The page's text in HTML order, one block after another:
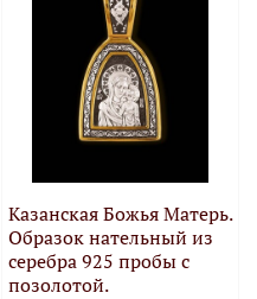
Казанская Божья Матерь.
Образок нательный из
серебра 925 пробы с
позолотой.